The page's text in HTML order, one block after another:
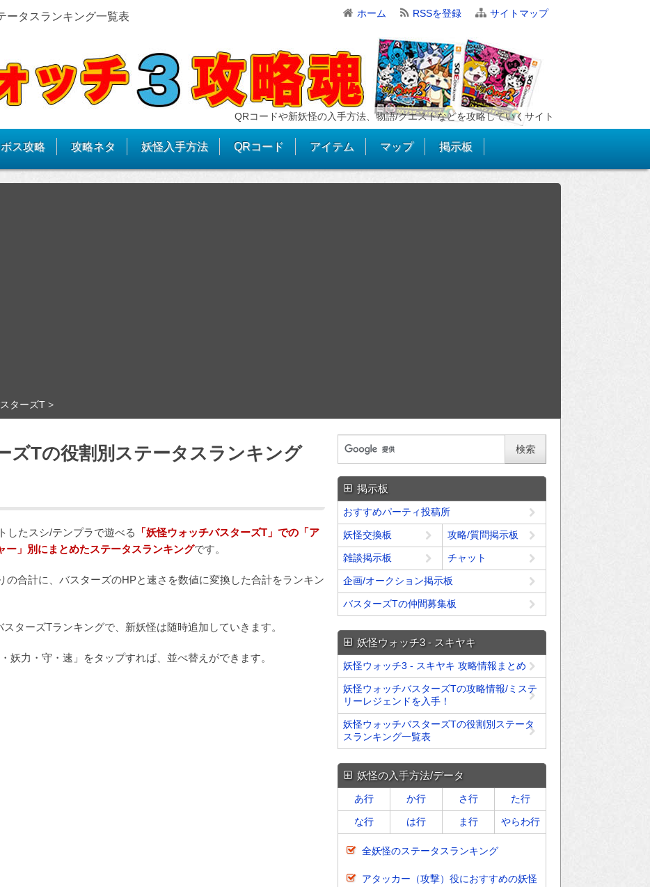
ータスランキング一覧表 ホーム RSSを登録 サイトマップ
QRコードや新妖怪の入手方法、物語/クエストなどを攻略していくサイト
ボス攻略 攻略ネタ 妖怪入手方法 QRコード アイテム マップ 掲示板
ターズT >
ズTの役割別ステータスランキング
したスシ/テンプラで遊べる
「妖怪ウォッチバスターズT」での「ア
ー」別にまとめたステータスランキングです。
の合計に、バスターズのHPと速さを数値に変換した合計をランキン
ターズTランキングで、新妖怪は随時追加していきます。
妖力・守・速」をタップすれば、並べ替えができます。
掲示板
おすすめパーティ投稿所
妖怪交換板 攻略/質問掲示板
雑談掲示板 チャット
企画/オークション掲示板
バスターズTの仲間募集板
妖怪ウォッチ3 - スキヤキ
妖怪ウォッチ3 - スキヤキ 攻略情報まとめ
妖怪ウォッチバスターズTの攻略情報/ミステ
リーレジェンドを入手！
妖怪ウォッチバスターズTの役割別ステータ
スランキング一覧表
妖怪の入手方法/データ
あ行 か行 さ行 た行
な行 は行 ま行 やらわ行
全妖怪のステータスランキング
アタッカー（攻撃）役におすすめの妖怪